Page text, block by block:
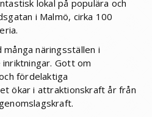
lokal på populära och
i Malmö, cirka 100
näringsställen i
Gott om
fördelaktiga
ökar i attraktionskraft år från